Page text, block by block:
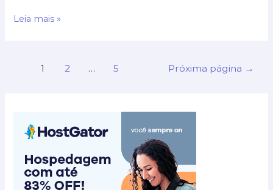
Planejando
inteligentes
Leia mais »
Paginação
1 2 … 5 Próxima página →